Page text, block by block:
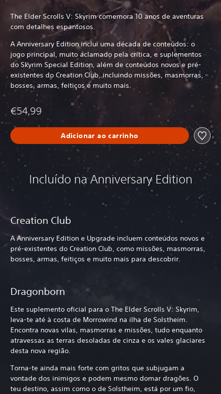
The Elder Scrolls V: Skyrim comemora 10 anos de aventuras
com detalhes espantosos.
A Anniversary Edition inclui uma década de conteúdos: o
jogo principal, muito aclamado pela crítica, e suplementos
do Skyrim Special Edition, além de conteúdos novos e pré-
existentes do Creation Club, incluindo missões, masmorras,
bosses, armas, feitiços e muito mais.
€54,99
Adicionar ao carrinho
Incluído na Anniversary Edition
Creation Club
A Anniversary Edition e Upgrade incluem conteúdos novos e
pré-existentes do Creation Club, como missões, masmorras,
bosses, armas, feitiços e muito mais para descobrir.
Dragonborn
Este suplemento oficial para o The Elder Scrolls V: Skyrim,
leva-te até à costa de Morrowind na ilha de Solstheim.
Encontra novas vilas, masmorras e missões, tudo enquanto
atravessas as terras desoladas de cinza e os vales glaciares
desta nova região.
Torna-te ainda mais forte com gritos que subjugam a
vontade dos inimigos e podem mesmo domar dragões. O
teu destino, assim como o de Solstheim, está por um fio,